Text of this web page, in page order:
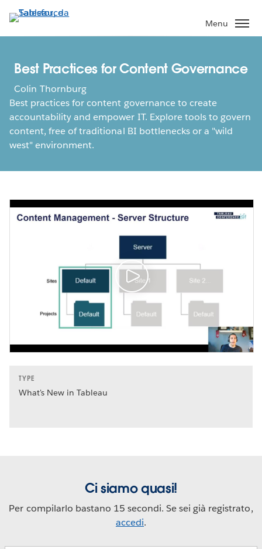
Passa
contenuto
Menu
Best Practices for Content Governance
Colin Thornburg
Best practices for content governance to create
accountability and empower IT. Explore tools to govern
content, free of traditional BI bottlenecks or a "wild
west" environment.
TYPE
What's New in Tableau
Ci siamo quasi!
Per compilarlo bastano 15 secondi. Se sei già registrato,
accedi.